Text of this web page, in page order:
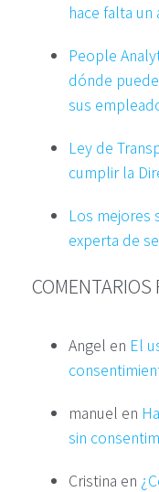
hace falta
People
dónde
sus
Ley de
cumplir la
Los mejores
experta de
COMENTARIOS
Angel en El
manuel en
sin
Cristina en